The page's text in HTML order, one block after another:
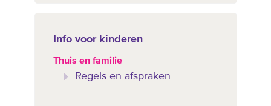
Info voor kinderen
Thuis en familie
Regels en afspraken